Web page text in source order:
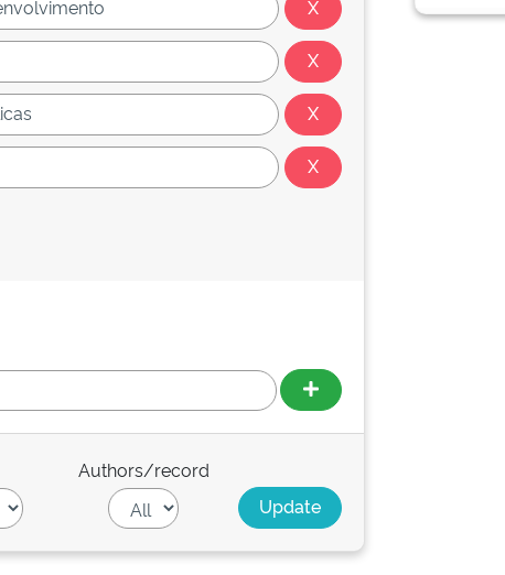
Authors/record